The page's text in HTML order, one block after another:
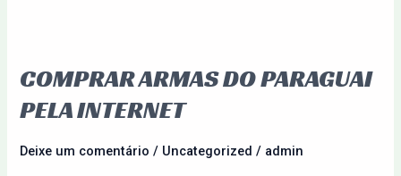
COMPRAR ARMAS DO PARAGUAI
PELA INTERNET
Deixe um comentário / Uncategorized / admin
Comprar
do
Paraguai